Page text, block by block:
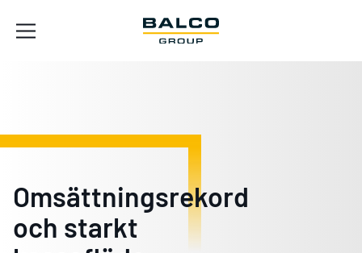
Omsättningsrekord
och starkt